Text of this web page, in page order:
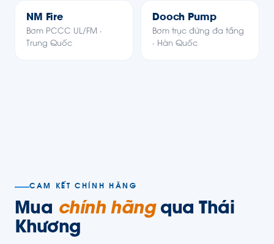
NM Fire
Bơm PCCC UL/FM ·
Trung Quốc
Dooch Pump
Bơm trục đứng đa tầng
· Hàn Quốc
CAM KẾT CHÍNH HÃNG
Mua chính hãngqua Thái
Khương